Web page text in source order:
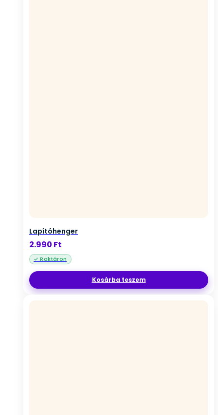
Lapítóhenger
2.990 Ft
Kosárba teszem